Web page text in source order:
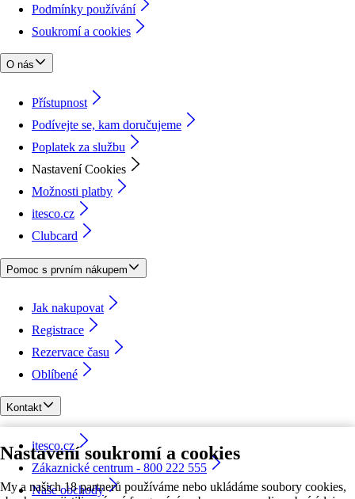
Nastavení soukromí a cookies
My a našich 18 partnerů používáme nebo ukládáme soubory cookies,
Podmínky používání
Soukromí a cookies
O nás
Přístupnost
Podívejte se, kam doručujeme
Poplatek za službu
Nastavení Cookies
Možnosti platby
itesco.cz
Clubcard
Pomoc s prvním nákupem
Jak nakupovat
Registrace
Rezervace času
Oblíbené
Kontakt
itesco.cz
Zákaznické centrum - 800 222 555
Naše obchody